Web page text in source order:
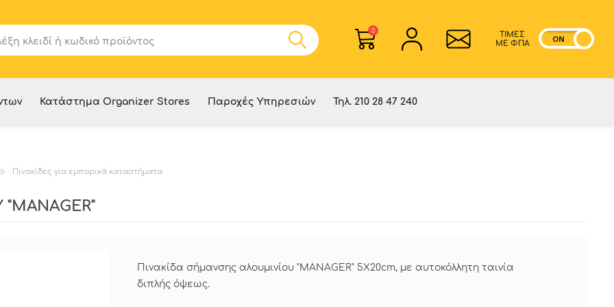
0
ΤΙΜΕΣ
ME ΦΠΑ
ON
Κατάστημα Organizer Stores Παροχές Υπηρεσιών Τηλ. 210 28 47 240
Πινακίδες για εμπορικά καταστήματα
Πινακίδα σήμανσης αλουμινίου "MANAGER" 5Χ20cm, με αυτοκόλλητη ταινία
διπλής όψεως.